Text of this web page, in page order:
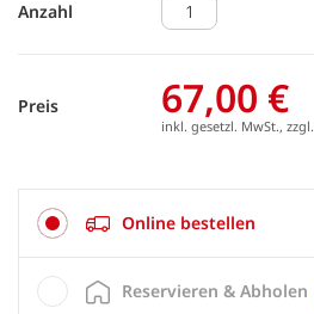
Anzahl
Preis 67,00 €
inkl. gesetzl. MwSt., zzgl.
Online bestellen
Reservieren & Abholen